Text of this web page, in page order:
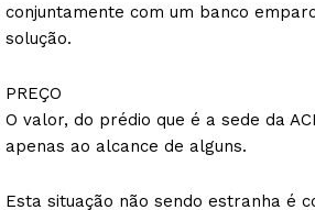
conjuntamente com um banco
solução.
PREÇO
O valor, do prédio que é a sede da
apenas ao alcance de alguns.
Esta situação não sendo estranha é